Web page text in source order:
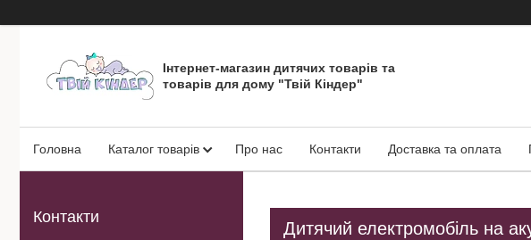
Інтернет-магазин дитячих товарів та
товарів для дому "Твій Кіндер"
Головна Каталог товарів Про нас Контакти Доставка та оплата
Дитячий електромобіль на
Контакти